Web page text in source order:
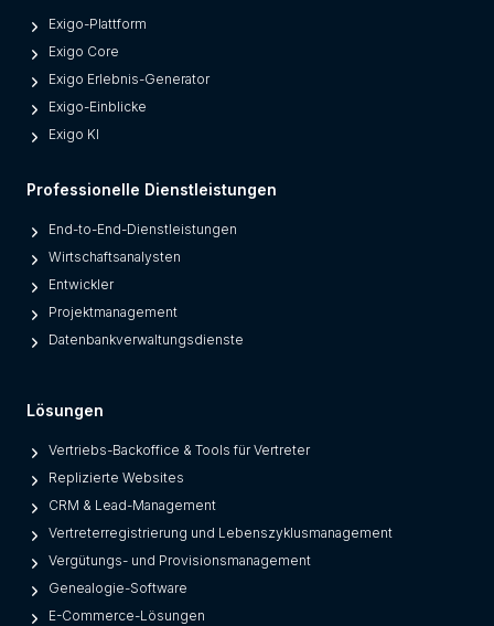
Exigo-Plattform
Exigo Core
Exigo Erlebnis-Generator
Exigo-Einblicke
Exigo KI
Professionelle Dienstleistungen
End-to-End-Dienstleistungen
Wirtschaftsanalysten
Entwickler
Projektmanagement
Datenbankverwaltungsdienste
Lösungen
Vertriebs-Backoffice & Tools für Vertreter
Replizierte Websites
CRM & Lead-Management
Vertreterregistrierung und Lebenszyklusmanagement
Vergütungs- und Provisionsmanagement
Genealogie-Software
E-Commerce-Lösungen